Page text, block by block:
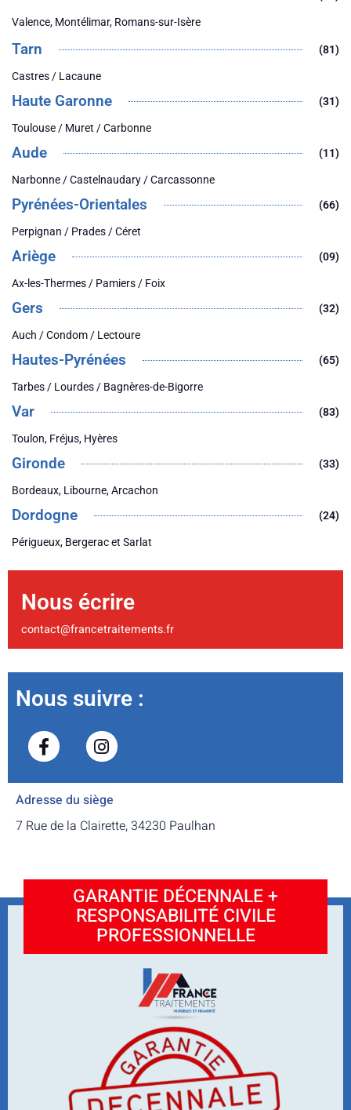
Valence, Montélimar, Romans-sur-Isère
Tarn (81)
Castres / Lacaune
Haute Garonne (31)
Toulouse / Muret / Carbonne
Aude (11)
Narbonne / Castelnaudary / Carcassonne
Pyrénées-Orientales (66)
Perpignan / Prades / Céret
Ariège (09)
Ax-les-Thermes / Pamiers / Foix
Gers (32)
Auch / Condom / Lectoure
Hautes-Pyrénées (65)
Tarbes / Lourdes / Bagnères-de-Bigorre
Var (83)
Toulon, Fréjus, Hyères
Gironde (33)
Bordeaux, Libourne, Arcachon
Dordogne (24)
Périgueux, Bergerac et Sarlat
Nous écrire
contact@francetraitements.fr
Nous suivre :
Adresse du siège
7 Rue de la Clairette, 34230 Paulhan
GARANTIE DÉCENNALE +
RESPONSABILITÉ CIVILE
PROFESSIONNELLE